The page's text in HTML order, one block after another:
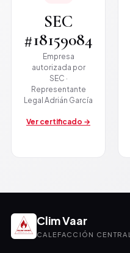
SEC
#18159084
Empresa
autorizada por
SEC ·
Representante
Legal Adrián García
Ver certificado →
Clim Vaar
CALEFACCIÓN CENTRAL